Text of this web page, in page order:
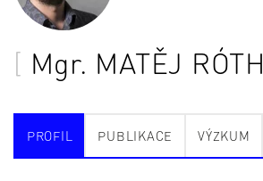
Mgr. MATĚJ RÓTH
PROFIL PUBLIKACE VÝZKUM